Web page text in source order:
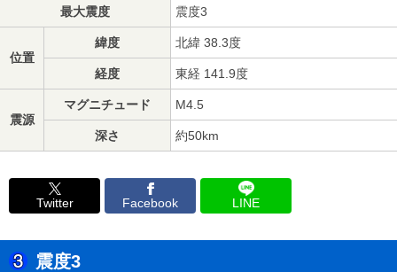
最大震度 震度3
位置
緯度 北緯 38.3度
経度 東経 141.9度
震源
マグニチュード M4.5
深さ 約50km
Twitter Facebook LINE
震度3